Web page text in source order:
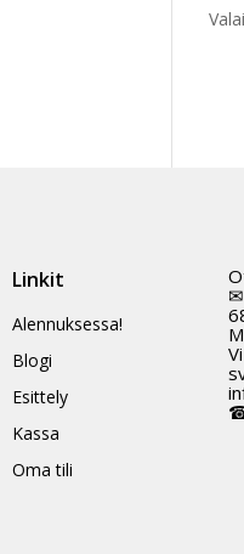
Linkit
Alennuksessa!
Blogi
Esittely
Kassa
Oma tili